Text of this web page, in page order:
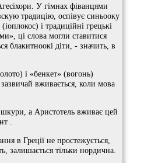
У гімнах фіванцями
традицію, оспівує синьооку
і традиційні грецькі
ці слова могли ставитися
блакитноокі діти, - значить, в
і «бенкет» (вогонь)
вживається, коли мова
шкури, а Аристотель вживає цей
.
в Греції не простежується,
залишається тільки нордична.